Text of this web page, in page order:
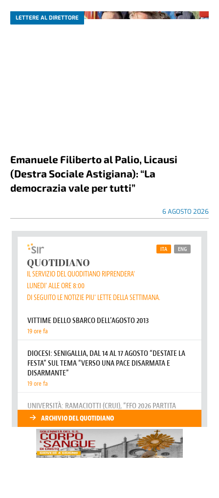
LETTERE AL DIRETTORE
Emanuele Filiberto al Palio, Licausi
(Destra Sociale Astigiana): “La
democrazia vale per tutti”
6 AGOSTO 2026